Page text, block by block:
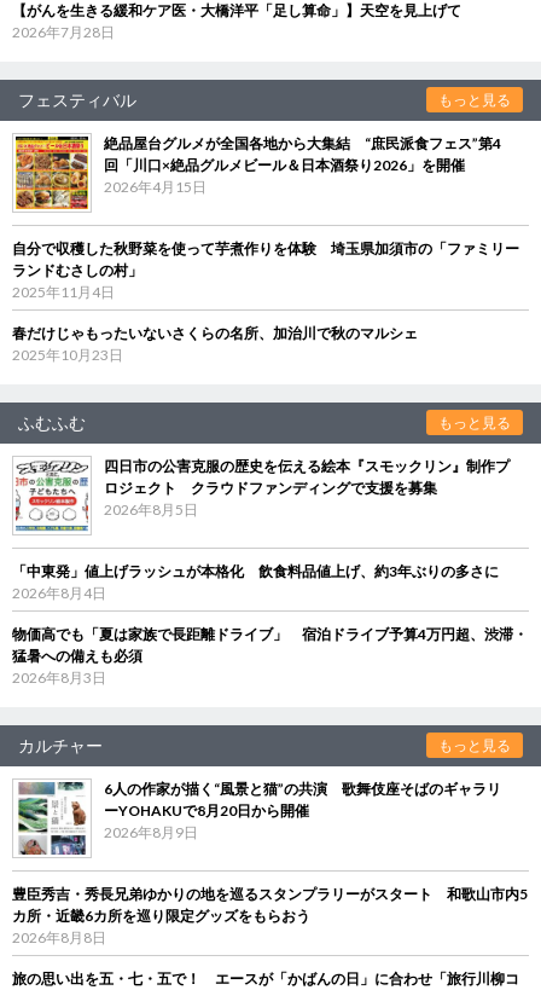
【がんを生きる緩和ケア医・大橋洋平「足し算命」】天空を見上げて
2026年7月28日
フェスティバル もっと見る
絶品屋台グルメが全国各地から大集結 “庶民派食フェス”第4
回「川口×絶品グルメビール＆日本酒祭り2026」を開催
2026年4月15日
自分で収穫した秋野菜を使って芋煮作りを体験 埼玉県加須市の「ファミリー
ランドむさしの村」
2025年11月4日
春だけじゃもったいないさくらの名所、加治川で秋のマルシェ
2025年10月23日
ふむふむ もっと見る
四日市の公害克服の歴史を伝える絵本『スモックリン』制作プ
ロジェクト クラウドファンディングで支援を募集
2026年8月5日
「中東発」値上げラッシュが本格化 飲食料品値上げ、約3年ぶりの多さに
2026年8月4日
物価高でも「夏は家族で長距離ドライブ」 宿泊ドライブ予算4万円超、渋滞・
猛暑への備えも必須
2026年8月3日
カルチャー もっと見る
6人の作家が描く“風景と猫”の共演 歌舞伎座そばのギャラリ
ーYOHAKUで8月20日から開催
2026年8月9日
豊臣秀吉・秀長兄弟ゆかりの地を巡るスタンプラリーがスタート 和歌山市内5
カ所・近畿6カ所を巡り限定グッズをもらおう
2026年8月8日
旅の思い出を五・七・五で！ エースが「かばんの日」に合わせ「旅行川柳コ